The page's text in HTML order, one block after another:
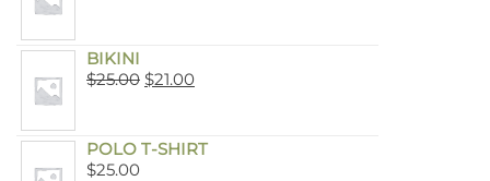
BIKINI
$25.00 $21.00
POLO T-SHIRT
$25.00